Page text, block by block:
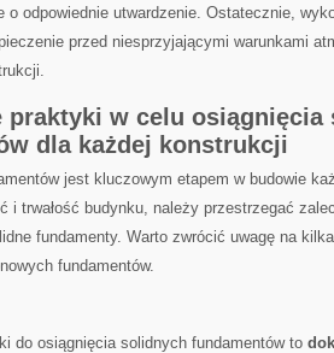
o odpowiednie utwardzenie.⁤ Ostatecznie,
przed ​niesprzyjającymi warunkami
​praktyki w celu osiągnięcia
dla ⁤każdej ⁣konstrukcji
jest ​kluczowym etapem w budowie
i trwałość budynku, należy przestrzegać
fundamenty. Warto zwrócić uwagę na
fundamentów.
do osiągnięcia solidnych fundamentów to